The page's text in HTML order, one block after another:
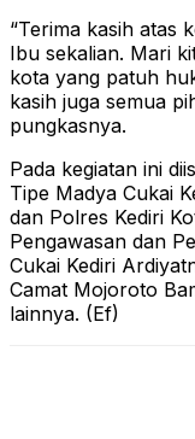
“Terima kasih atas
Ibu sekalian. Mari
kota yang patuh
kasih juga semua
pungkasnya.
Pada kegiatan ini
Tipe Madya Cukai
dan Polres Kediri
Pengawasan dan
Cukai Kediri
Camat Mojoroto
lainnya. (Ef)